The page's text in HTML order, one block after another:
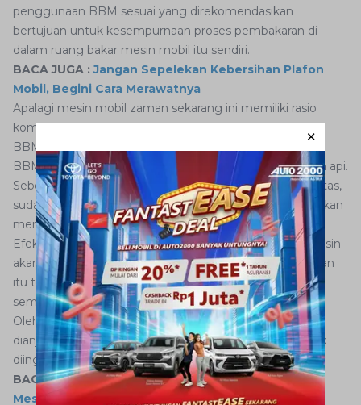
penggunaan BBM sesuai yang direkomendasikan
bertujuan untuk kesempurnaan proses pembakaran di
dalam ruang bakar mesin mobil itu sendiri.
BACA JUGA :Jangan Sepelekan Kebersihan Plafon
Mobil, Begini Cara Merawatnya
Apalagi mesin mobil zaman sekarang ini memiliki rasio
kompresi yang tinggi. Sehingga, apabila menggunakan
BBM dengan RON rendah yang mudah terbakar, maka
BBM tersebut akan terbakar sebelum busi memercikan api.
Sebelum piston secara sempurna mencapai titik mati atas,
sudah terjadi pembakaran, maka performa mesin pun akan
menjadi tidak maksimal, kata Sapta di Jakarta.
Efek yang akan dirasakan secara langsung, biasanya mesin
akanknockingatau bahasa bengkelnyangelitik. Kejadian
itu terjadi karena pembakaran di ruang bakar yang tidak
sempurna.
Oleh sebab itu wajib menggunakan BBM yang sudah
dianjurkan oleh pabrikan agar tidak terjadi hal yang tidak
diinginkan.
BACA JUGA :Masih Perlukah Budaya Memanaskan
Mesin Mobil di Pagi Hari?